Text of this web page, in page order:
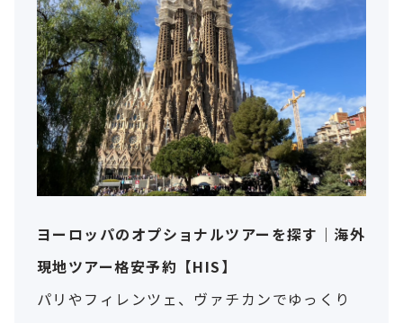
ヨーロッパのオプショナルツアーを探す｜海外
現地ツアー格安予約【HIS】
パリやフィレンツェ、ヴァチカンでゆっくり